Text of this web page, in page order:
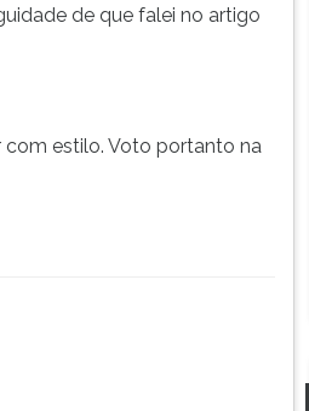
de que falei no artigo
com estilo. Voto portanto na